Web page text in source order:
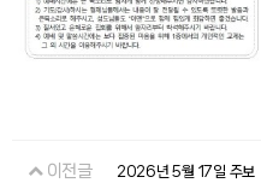
이전글 2026년 5월 17일 주보